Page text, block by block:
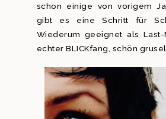
schon einige von vorigem
gibt es eine Schritt für
Wiederum geeignet als Last-
echter BLICKfang, schön